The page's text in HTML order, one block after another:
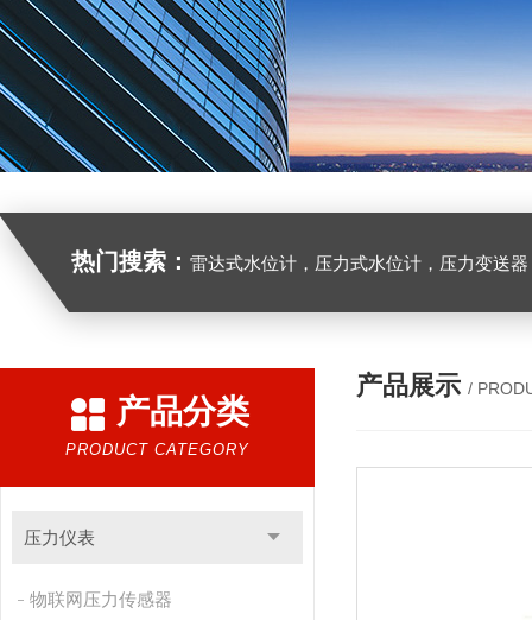
热门搜索： 雷达式水位计，压力式水位计，压力变送器
产品分类
PRODUCT CATEGORY
压力仪表
物联网压力传感器
产品展示 /